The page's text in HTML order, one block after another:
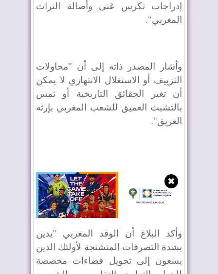
إدراجات تكرس غنى وأصالة التراث
المغربي".
وأشار المصدر ذاته إلى أن "محاولات
التزييف أو الاستغلال الانتهازي لا يمكن
أن تغير الحقائق التاريخية أو تمس
بالتشبث العميق للشعب المغربي بإرثه
العريق".
✖
وأكد البلاغ أن الوفد المغربي "يدين
بشدة التصرفات المتشنجة لأولئك الذين
يسعون إلى تحويل فضاءات مخصصة